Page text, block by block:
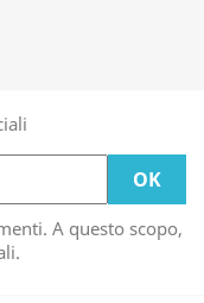
A questo scopo,